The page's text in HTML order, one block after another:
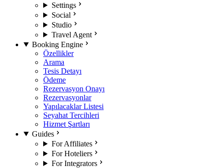
Settings
Social
Studio
Travel Agent
Booking Engine
Özellikler
Arama
Tesis Detayı
Ödeme
Rezervasyon Onayı
Rezervasyonlar
Yapılacaklar Listesi
Seyahat Tercihleri
Hizmet Şartları
Guides
For Affiliates
For Hoteliers
For Integrators